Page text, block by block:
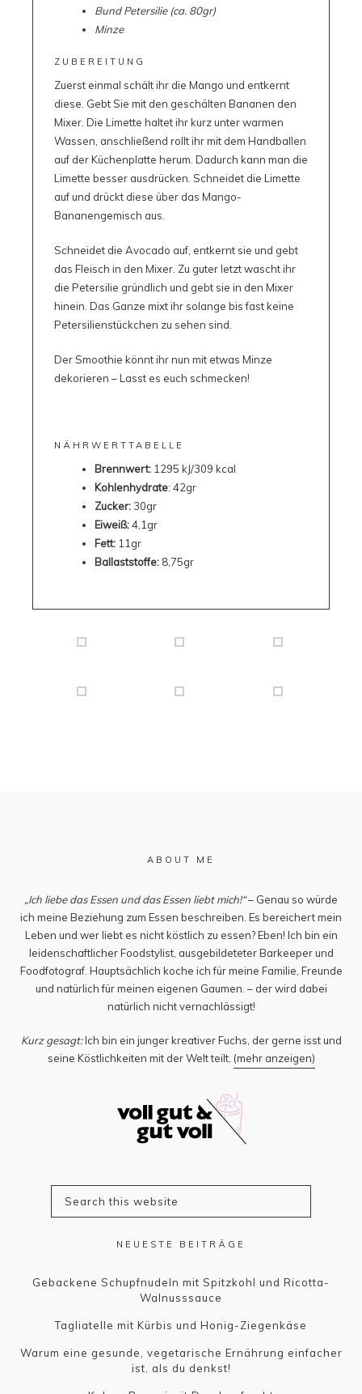
Bund Petersilie (ca. 80gr)
Minze
ZUBEREITUNG
Zuerst einmal schält ihr die Mango und entkernt
diese. Gebt Sie mit den geschälten Bananen den
Mixer. Die Limette haltet ihr kurz unter warmen
Wassen, anschließend rollt ihr mit dem Handballen
auf der Küchenplatte herum. Dadurch kann man die
Limette besser ausdrücken. Schneidet die Limette
auf und drückt diese über das Mango-
Bananengemisch aus.
Schneidet die Avocado auf, entkernt sie und gebt
das Fleisch in den Mixer. Zu guter letzt wascht ihr
die Petersilie gründlich und gebt sie in den Mixer
hinein. Das Ganze mixt ihr solange bis fast keine
Petersilienstückchen zu sehen sind.
Der Smoothie könnt ihr nun mit etwas Minze
dekorieren – Lasst es euch schmecken!
NÄHRWERTTABELLE
Brennwert:1295 kJ/309 kcal
Kohlenhydrate: 42gr
Zucker:30gr
Eiweiß:4,1gr
Fett:11gr
Ballaststoffe:8,75gr
ABOUT ME
„Ich liebe das Essen und das Essen liebt mich!“– Genau so würde
ich meine Beziehung zum Essen beschreiben. Es bereichert mein
Leben und wer liebt es nicht köstlich zu essen? Eben! Ich bin ein
leidenschaftlicher Foodstylist, ausgebildeteter Barkeeper und
Foodfotograf. Hauptsächlich koche ich für meine Familie, Freunde
und natürlich für meinen eigenen Gaumen. – der wird dabei
natürlich nicht vernachlässigt!
Kurz gesagt:Ich bin ein junger kreativer Fuchs, der gerne isst und
seine Köstlichkeiten mit der Welt teilt. (mehr anzeigen)
NEUESTE BEITRÄGE
Gebackene Schupfnudeln mit Spitzkohl und Ricotta-
Walnusssauce
Tagliatelle mit Kürbis und Honig-Ziegenkäse
Warum eine gesunde, vegetarische Ernährung einfacher
ist, als du denkst!